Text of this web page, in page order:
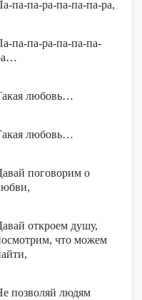
па-па-ра-па-па-па-ра,
па-па-ра-па-па-па-
любовь…
любовь…
поговорим о
откроем душу,
что можем
позволяй людям